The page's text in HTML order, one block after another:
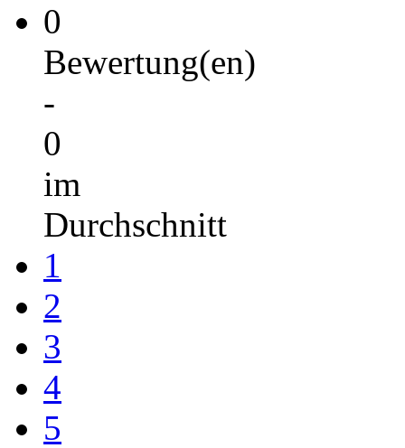
0
Bewertung(en)
-
0
im
Durchschnitt
1
2
3
4
5